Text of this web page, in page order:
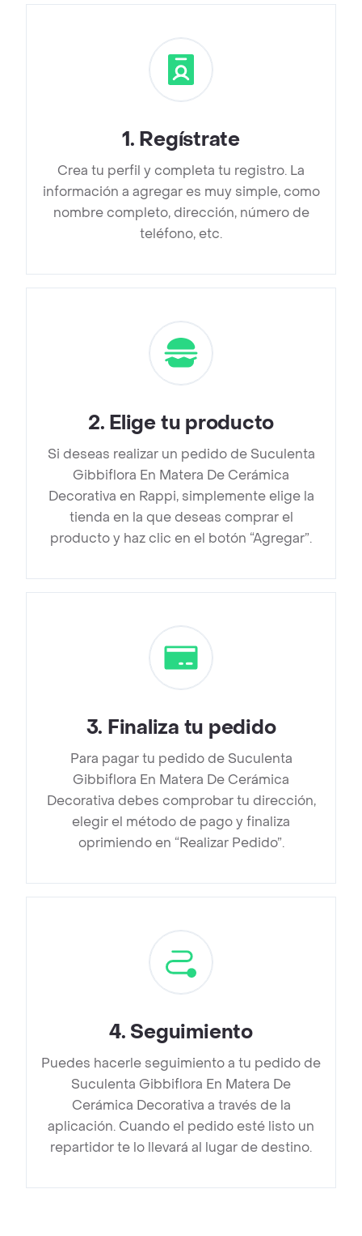
1. Regístrate
Crea tu perfil y completa tu registro. La
información a agregar es muy simple, como
nombre completo, dirección, número de
teléfono, etc.
2. Elige tu producto
Si deseas realizar un pedido de Suculenta
Gibbiflora En Matera De Cerámica
Decorativa en Rappi, simplemente elige la
tienda en la que deseas comprar el
producto y haz clic en el botón “Agregar”.
3. Finaliza tu pedido
Para pagar tu pedido de Suculenta
Gibbiflora En Matera De Cerámica
Decorativa debes comprobar tu dirección,
elegir el método de pago y finaliza
oprimiendo en “Realizar Pedido”.
4. Seguimiento
Puedes hacerle seguimiento a tu pedido de
Suculenta Gibbiflora En Matera De
Cerámica Decorativa a través de la
aplicación. Cuando el pedido esté listo un
repartidor te lo llevará al lugar de destino.